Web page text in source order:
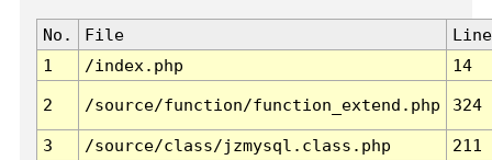
No. File
Line
1
/index.php 14
2 /source/function/function_extend.php 324
3 /source/class/jzmysql.class.php
211